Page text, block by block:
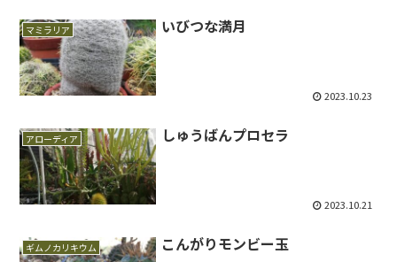
マミラリア いびつな満月
2023.10.23
アローディア しゅうばんプロセラ
2023.10.21
ギムノカリキウム こんがりモンビー玉